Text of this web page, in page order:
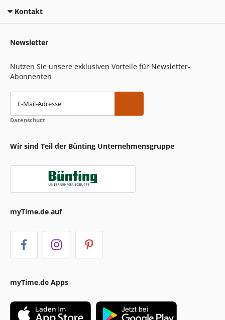
Kontakt
Newsletter
Nutzen Sie unsere exklusiven Vorteile für Newsletter-
Abonnenten
E-Mail-Adresse
Datenschutz
Wir sind Teil der Bünting Unternehmensgruppe
myTime.de auf
myTime.de Apps